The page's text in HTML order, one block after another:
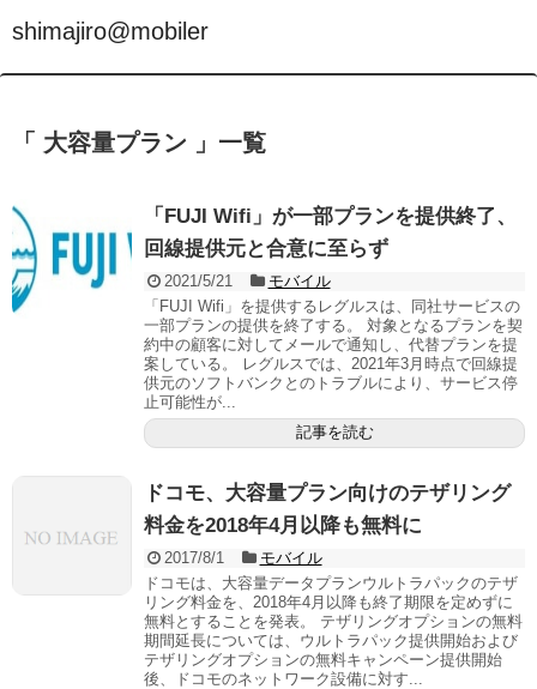
shimajiro@mobiler
「 大容量プラン 」一覧
「FUJI Wifi」が一部プランを提供終了、
回線提供元と合意に至らず
2021/5/21
モバイル
「FUJI Wifi」を提供するレグルスは、同社サービスの
一部プランの提供を終了する。 対象となるプランを契
約中の顧客に対してメールで通知し、代替プランを提
案している。 レグルスでは、2021年3月時点で回線提
供元のソフトバンクとのトラブルにより、サービス停
止可能性が...
記事を読む
ドコモ、大容量プラン向けのテザリング
料金を2018年4月以降も無料に
2017/8/1
モバイル
ドコモは、大容量データプランウルトラパックのテザ
リング料金を、2018年4月以降も終了期限を定めずに
無料とすることを発表。 テザリングオプションの無料
期間延長については、ウルトラパック提供開始および
テザリングオプションの無料キャンペーン提供開始
後、ドコモのネットワーク設備に対す...